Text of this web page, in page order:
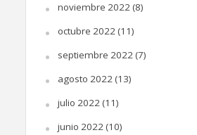
noviembre 2022(8)
octubre 2022(11)
septiembre 2022(7)
agosto 2022(13)
julio 2022(11)
junio 2022(10)